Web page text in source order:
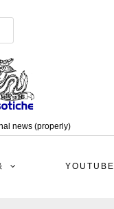
news (properly)
YOUTUBE